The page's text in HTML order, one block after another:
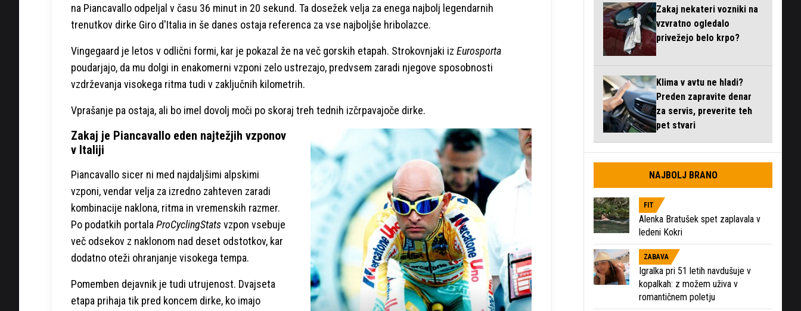
na Piancavallo odpeljal v času 36 minut in 20 sekund. Ta dosežek velja za enega najbolj legendarnih
trenutkov dirke Giro d'Italia in še danes ostaja referenca za vse najboljše hribolazce.
Vingegaard je letos v odlični formi, kar je pokazal že na več gorskih etapah. Strokovnjaki iz Eurosporta
poudarjajo, da mu dolgi in enakomerni vzponi zelo ustrezajo, predvsem zaradi njegove sposobnosti
vzdrževanja visokega ritma tudi v zaključnih kilometrih.
Vprašanje pa ostaja, ali bo imel dovolj moči po skoraj treh tednih izčrpavajoče dirke.
Zakaj je Piancavallo eden najtežjih vzponov
v Italiji
Piancavallo sicer ni med najdaljšimi alpskimi
vzponi, vendar velja za izredno zahteven zaradi
kombinacije naklona, ritma in vremenskih razmer.
Po podatkih portala ProCyclingStatsvzpon vsebuje
več odsekov z naklonom nad deset odstotkov, kar
dodatno oteži ohranjanje visokega tempa.
Pomemben dejavnik je tudi utrujenost. Dvajseta
etapa prihaja tik pred koncem dirke, ko imajo
Zakaj nekateri vozniki na
vzvratno ogledalo
privežejo belo krpo?
Klima v avtu ne hladi?
Preden zapravite denar
za servis, preverite teh
pet stvari
NAJBOLJ BRANO
FIT
Alenka Bratušek spet zaplavala v
ledeni Kokri
ZABAVA
Igralka pri 51 letih navdušuje v
kopalkah: z možem uživa v
romantičnem poletju